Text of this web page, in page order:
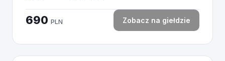
690 PLN Zobacz na giełdzie